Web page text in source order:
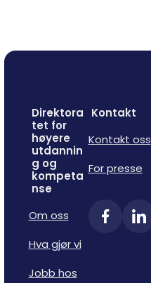
Direktora
tet for
høyere
utdannin
g og
kompeta
nse
Om oss
Hva gjør vi
Jobb hos
Kontakt
Kontakt oss
For presse